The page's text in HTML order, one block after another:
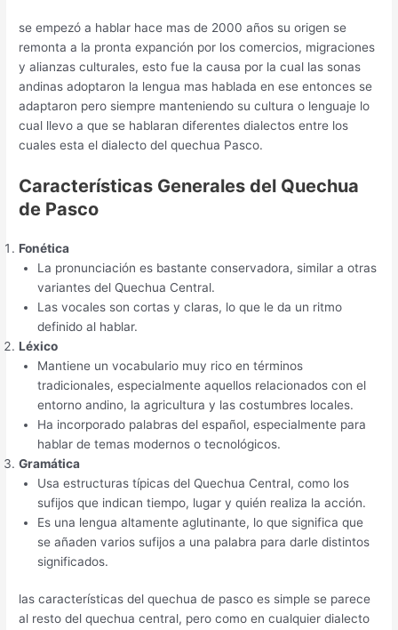
se empezó a hablar hace mas de 2000 años su origen se
remonta a la pronta expanción por los comercios, migraciones
y alianzas culturales, esto fue la causa por la cual las sonas
andinas adoptaron la lengua mas hablada en ese entonces se
adaptaron pero siempre manteniendo su cultura o lenguaje lo
cual llevo a que se hablaran diferentes dialectos entre los
cuales esta el dialecto del quechua Pasco.
Características Generales del Quechua
de Pasco
Fonética
La pronunciación es bastante conservadora, similar a otras
variantes del Quechua Central.
Las vocales son cortas y claras, lo que le da un ritmo
definido al hablar.
Léxico
Mantiene un vocabulario muy rico en términos
tradicionales, especialmente aquellos relacionados con el
entorno andino, la agricultura y las costumbres locales.
Ha incorporado palabras del español, especialmente para
hablar de temas modernos o tecnológicos.
Gramática
Usa estructuras típicas del Quechua Central, como los
sufijos que indican tiempo, lugar y quién realiza la acción.
Es una lengua altamente aglutinante, lo que significa que
se añaden varios sufijos a una palabra para darle distintos
significados.
las características del quechua de pasco es simple se parece
al resto del quechua central, pero como en cualquier dialecto